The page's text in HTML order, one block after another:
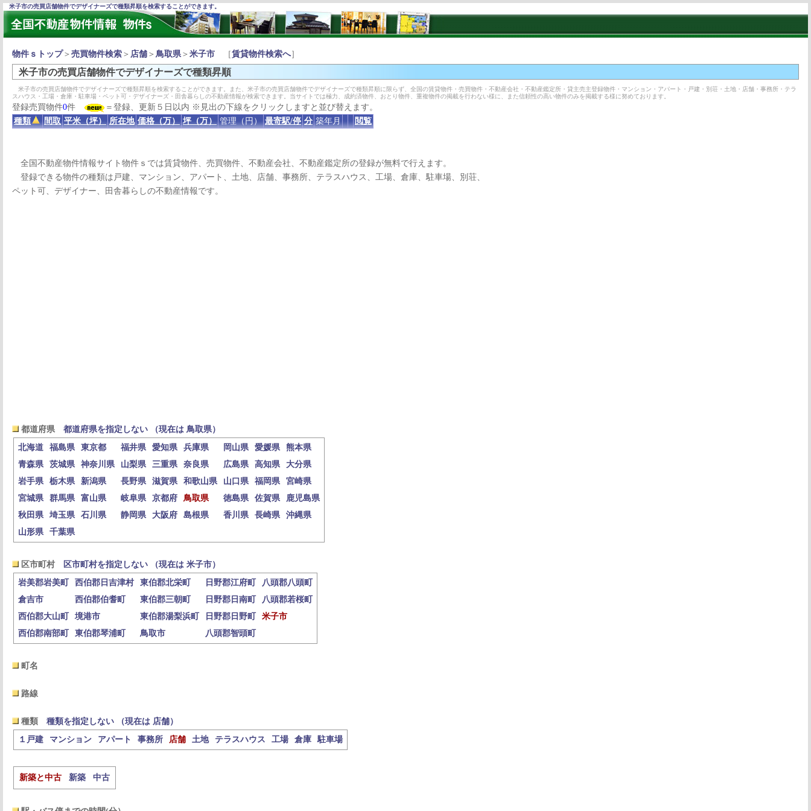
米子市の売買店舗物件でデザイナーズで種類昇順を検索することができます。
物件ｓトップ＞ 売買物件検索 ＞ 店舗 ＞ 鳥取県＞ 米子市 ［賃貸物件検索へ］
米子市の売買店舗物件でデザイナーズで種類昇順
米子市の売買店舗物件でデザイナーズで種類昇順を検索することができます。また、米子市の売買店舗物件でデザイナーズで種類昇順に限らず、全国の賃貸物件・売買物件・不動産会社・不動産鑑定所・貸主売主登録物件・マンション・アパート・戸建・別荘・土地・店舗・事務所・テラ
スハウス・工場・倉庫・駐車場・ペット可・デザイナーズ・田舎暮らしの不動産情報が検索できます。当サイトでは極力、成約済物件、おとり物件、重複物件の掲載を行わない様に、また信頼性の高い物件のみを掲載する様に努めております。
登録売買物件0件
＝登録、更新５日以内 ※見出の下線をクリックしますと並び替えます。
種類
間取 平米（坪） 所在地 価格（万） 坪（万） 管理（円） 最寄駅/停 分 築年月 閲覧
全国不動産物件情報サイト物件ｓでは賃貸物件、売買物件、不動産会社、不動産鑑定所の登録が無料で行えます。
登録できる物件の種類は戸建、マンション、アパート、土地、店舗、事務所、テラスハウス、工場、倉庫、駐車場、別荘、
ペット可、デザイナー、田舎暮らしの不動産情報です。
都道府県
都道府県を指定しない （現在は 鳥取県）
北海道
福島県 東京都 福井県 愛知県 兵庫県 岡山県 愛媛県
熊本県
青森県
茨城県 神奈川県 山梨県 三重県 奈良県 広島県 高知県
大分県
岩手県
栃木県 新潟県 長野県 滋賀県 和歌山県 山口県 福岡県
宮崎県
宮城県
群馬県 富山県 岐阜県 京都府 鳥取県 徳島県 佐賀県
鹿児島県
秋田県
埼玉県 石川県 静岡県 大阪府 島根県 香川県 長崎県
沖縄県
山形県
千葉県
区市町村
区市町村を指定しない （現在は 米子市）
岩美郡岩美町
西伯郡日吉津村 東伯郡北栄町 日野郡江府町
八頭郡八頭町
倉吉市
西伯郡伯耆町 東伯郡三朝町 日野郡日南町
八頭郡若桜町
西伯郡大山町
境港市 東伯郡湯梨浜町 日野郡日野町
米子市
西伯郡南部町
東伯郡琴浦町 鳥取市 八頭郡智頭町
町名
路線
種類
種類を指定しない （現在は 店舗）
１戸建
マンション アパート 事務所 店舗 土地 テラスハウス 工場 倉庫 駐車場
新築と中古 新築 中古